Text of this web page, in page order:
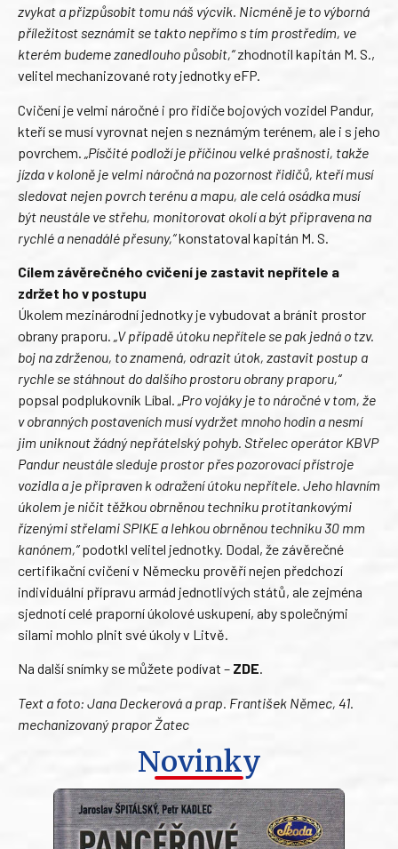
zvykat a přizpůsobit tomu náš výcvik. Nicméně je to výborná
příležitost seznámit se takto nepřímo s tím prostředím, ve
kterém budeme zanedlouho působit,“zhodnotil kapitán M. S.,
velitel mechanizované roty jednotky eFP.
Cvičení je velmi náročné i pro řidiče bojových vozidel Pandur,
kteří se musí vyrovnat nejen s neznámým terénem, ale i s jeho
povrchem.
„Písčité podloží je příčinou velké prašnosti, takže
jízda v koloně je velmi náročná na pozornost řidičů, kteří musí
sledovat nejen povrch terénu a mapu, ale celá osádka musí
být neustále ve střehu, monitorovat okolí a být připravena na
rychlé a nenadálé přesuny,“konstatoval kapitán M. S.
Cílem závěrečného cvičení je zastavit nepřítele a
zdržet ho v postupu
Úkolem mezinárodní jednotky je vybudovat a bránit prostor
obrany praporu. „V případě útoku nepřítele se pak jedná o tzv.
boj na zdrženou, to znamená, odrazit útok, zastavit postup a
rychle se stáhnout do dalšího prostoru obrany praporu,“
popsal podplukovník Líbal. „Pro vojáky je to náročné v tom, že
v obranných postaveních musí vydržet mnoho hodin a nesmí
jim uniknout žádný nepřátelský pohyb. Střelec operátor KBVP
Pandur neustále sleduje prostor přes pozorovací přístroje
vozidla a je připraven k odražení útoku nepřítele. Jeho hlavním
úkolem je ničit těžkou obrněnou techniku protitankovými
řízenými střelami SPIKE a lehkou obrněnou techniku 30 mm
kanónem,“podotkl velitel jednotky. Dodal, že závěrečné
certifikační cvičení v Německu prověří nejen předchozí
individuální přípravu armád jednotlivých států, ale zejména
sjednotí celé praporní úkolové uskupení, aby společnými
silami mohlo plnit své úkoly v Litvě.
Na další snímky se můžete podívat – ZDE.
Text a foto: Jana Deckerová a prap. František Němec, 41.
mechanizovaný prapor Žatec
Novinky